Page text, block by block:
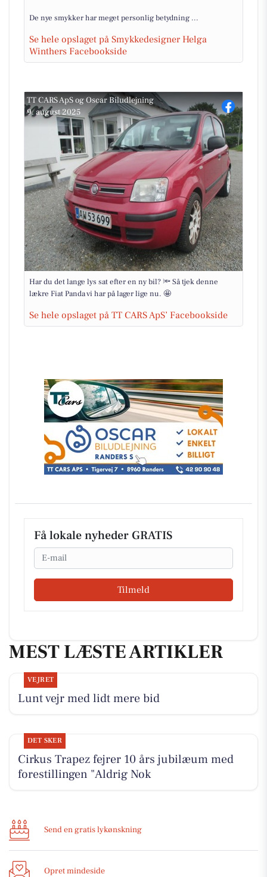
De nye smykker har meget personlig betydning ...
Se hele opslaget på Smykkedesigner Helga
Winthers Facebookside
TT CARS ApSogOscar Biludlejning
9. august 2025
Har du det lange lys sat efter en ny bil? 🔦 Så tjek denne
lækre Fiat Panda vi har på lager lige nu. 🤩
Se hele opslaget på TT CARS ApS’ Facebookside
Få lokale nyheder GRATIS
Email
Tilmeld
MEST LÆSTE ARTIKLER
VEJRET
Lunt vejr med lidt mere bid
DET SKER
Cirkus Trapez fejrer 10 års jubilæum med
forestillingen "Aldrig Nok
Send en gratis lykønskning
Opret mindeside